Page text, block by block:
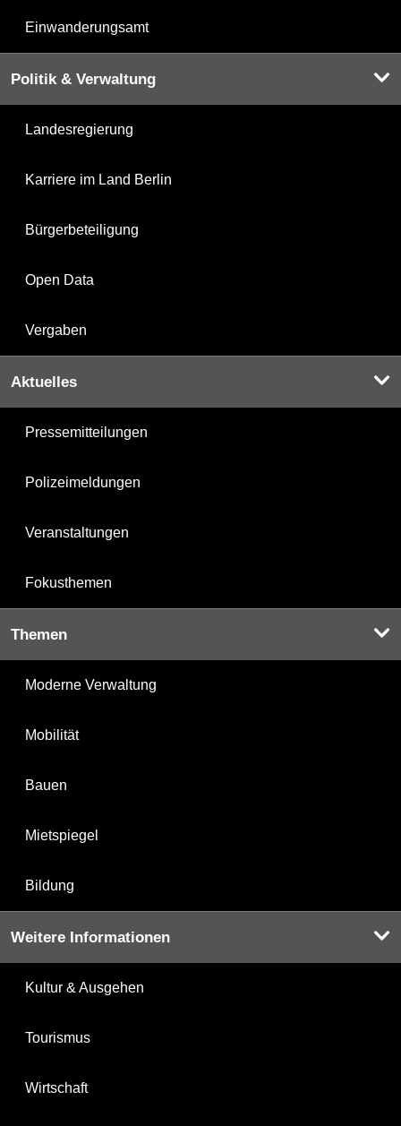
Einwanderungsamt
Politik & Verwaltung
Landesregierung
Karriere im Land Berlin
Bürgerbeteiligung
Open Data
Vergaben
Aktuelles
Pressemitteilungen
Polizeimeldungen
Veranstaltungen
Fokusthemen
Themen
Moderne Verwaltung
Mobilität
Bauen
Mietspiegel
Bildung
Weitere Informationen
Kultur & Ausgehen
Tourismus
Wirtschaft